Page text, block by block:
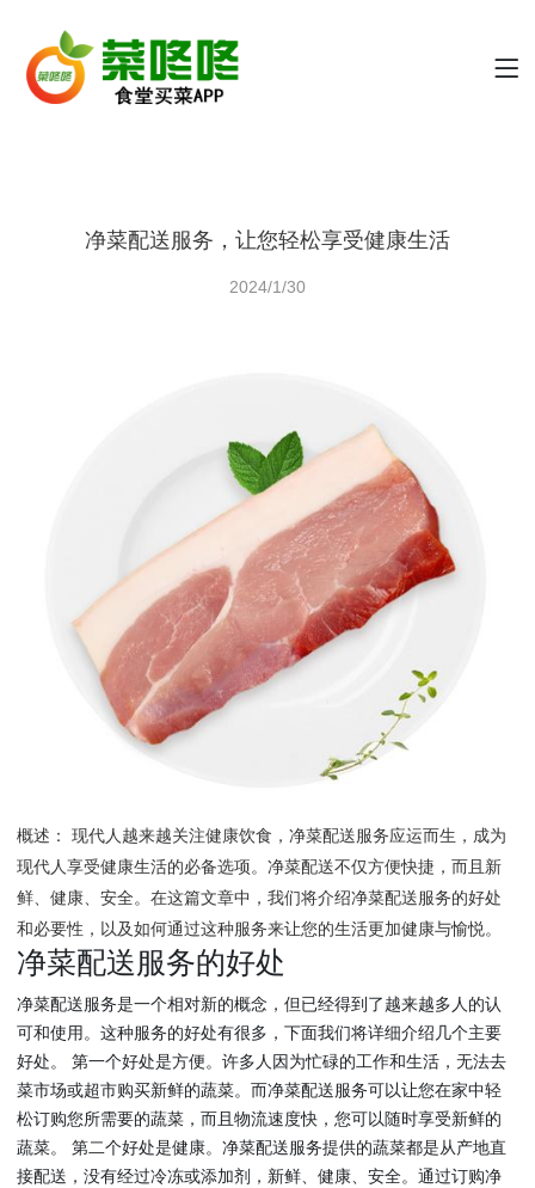
净菜配送服务，让您轻松享受健康生活
2024/1/30
概述： 现代人越来越关注健康饮食，净菜配送服务应运而生，成为
现代人享受健康生活的必备选项。净菜配送不仅方便快捷，而且新
鲜、健康、安全。在这篇文章中，我们将介绍净菜配送服务的好处
和必要性，以及如何通过这种服务来让您的生活更加健康与愉悦。
净菜配送服务的好处
净菜配送服务是一个相对新的概念，但已经得到了越来越多人的认
可和使用。这种服务的好处有很多，下面我们将详细介绍几个主要
好处。 第一个好处是方便。许多人因为忙碌的工作和生活，无法去
菜市场或超市购买新鲜的蔬菜。而净菜配送服务可以让您在家中轻
松订购您所需要的蔬菜，而且物流速度快，您可以随时享受新鲜的
蔬菜。 第二个好处是健康。净菜配送服务提供的蔬菜都是从产地直
接配送，没有经过冷冻或添加剂，新鲜、健康、安全。通过订购净